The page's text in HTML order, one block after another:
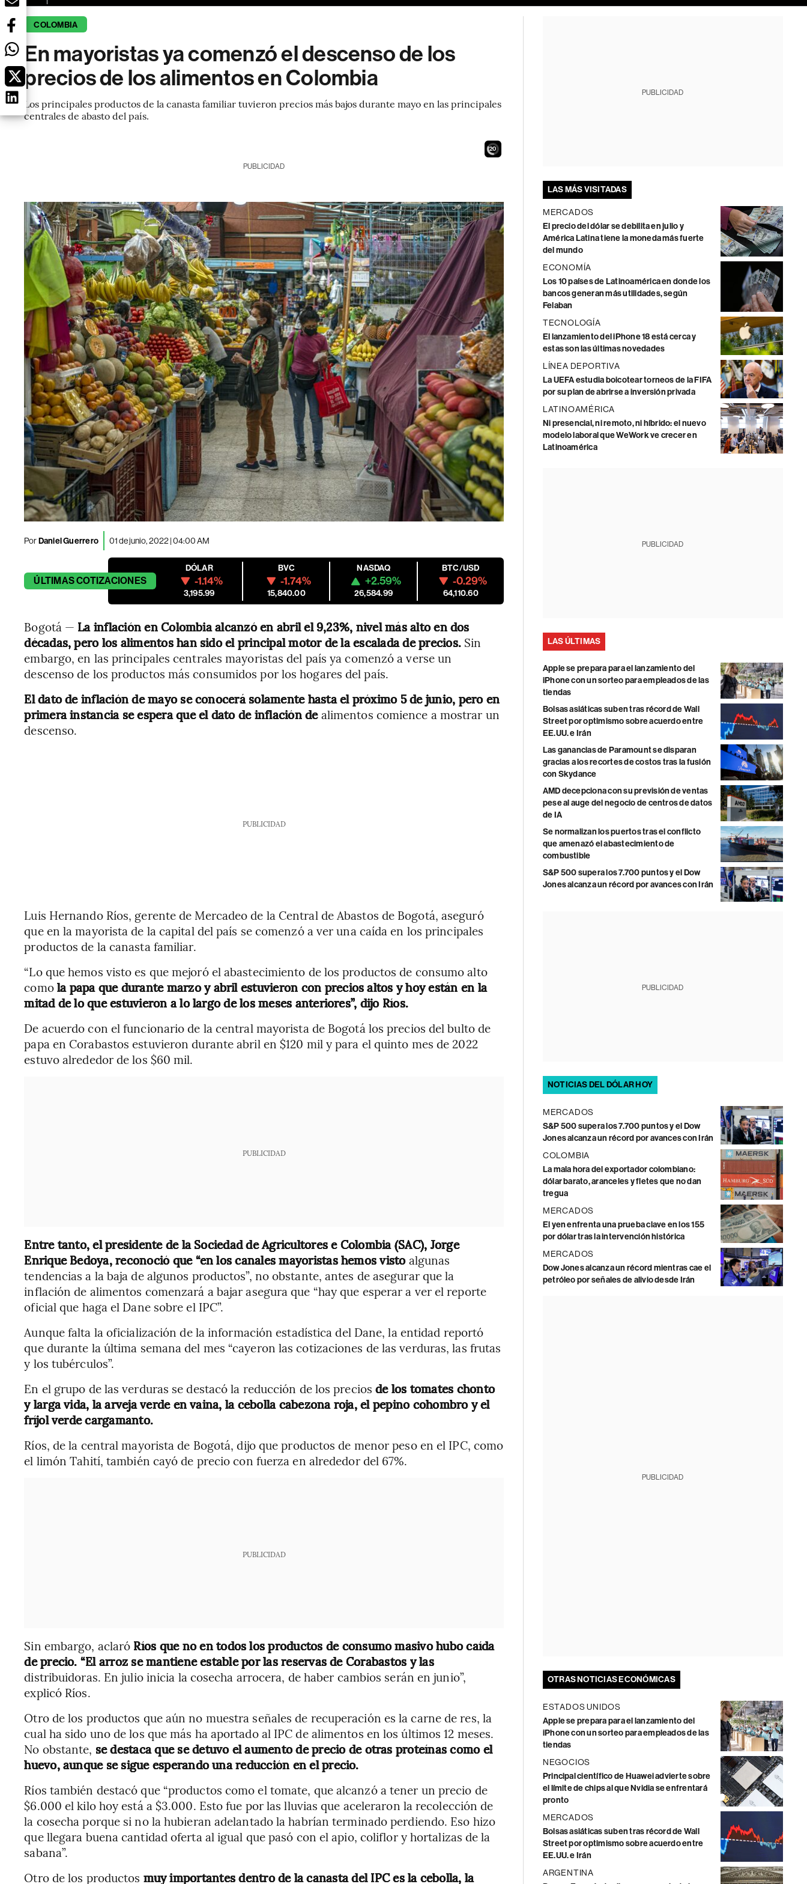
COLOMBIA
En mayoristas ya comenzó el descenso de los
precios de los alimentos en Colombia
Los principales productos de la canasta familiar tuvieron precios más bajos durante mayo en las principales
centrales de abasto del país.
18
PUBLICIDAD
PorDaniel Guerrero 01 de junio, 2022 | 04:00 AM
ÚLTIMASCOTIZACIONES
DÓLAR
-1.14%
3,195.99
BVC
-1.74%
15,840.00
NASDAQ
+2.59%
26,584.99
BTC/USD
-0.29%
64,110.60
Bogotá — La inflación en Colombia alcanzó en abril el 9,23%, nivel más alto en dos
décadas, pero los alimentos han sido el principal motor de la escalada de precios. Sin
embargo, en las principales centrales mayoristas del país ya comenzó a verse un
descenso de los productos más consumidos por los hogares del país.
El dato de inflación de mayo se conocerá solamente hasta el próximo 5 de junio, pero en
primera instancia se espera que el dato de inflación dealimentos comience a mostrar un
descenso.
PUBLICIDAD
Luis Hernando Ríos, gerente de Mercadeo de la Central de Abastos de Bogotá, aseguró
que en la mayorista de la capital del país se comenzó a ver una caída en los principales
productos de la canasta familiar.
“Lo que hemos visto es que mejoró el abastecimiento de los productos de consumo alto
comola papa que durante marzo y abril estuvieron con precios altos y hoy están en la
mitad de lo que estuvieron a lo largo de los meses anteriores”, dijo Ríos.
De acuerdo con el funcionario de la central mayorista de Bogotá los precios del bulto de
papa en Corabastos estuvieron durante abril en $120 mil y para el quinto mes de 2022
estuvo alrededor de los $60 mil.
PUBLICIDAD
Entre tanto, el presidente de la Sociedad de Agricultores e Colombia (SAC), Jorge
Enrique Bedoya, reconoció que “en los canales mayoristas hemos vistoalgunas
tendencias a la baja de algunos productos”, no obstante, antes de asegurar que la
inflación de alimentos comenzará a bajar asegura que “hay que esperar a ver el reporte
oficial que haga el Dane sobre el IPC”.
Aunque falta la oficialización de la información estadística del Dane, la entidad reportó
que durante la última semana del mes “cayeron las cotizaciones de las verduras, las frutas
y los tubérculos”.
En el grupo de las verduras se destacó la reducción de los preciosde los tomates chonto
y larga vida, la arveja verde en vaina, la cebolla cabezona roja, el pepino cohombro y el
fríjol verde cargamanto.
Ríos, de la central mayorista de Bogotá, dijo que productos de menor peso en el IPC, como
el limón Tahití, también cayó de precio con fuerza en alrededor del 67%.
PUBLICIDAD
Sin embargo, aclaró Ríos que no en todos los productos de consumo masivo hubo caída
de precio. “El arroz se mantiene estable por las reservas de Corabastos y las
distribuidoras. En julio inicia la cosecha arrocera, de haber cambios serán en junio”,
explicó Ríos.
Otro de los productos que aún no muestra señales de recuperación es la carne de res, la
cual ha sido uno de los que más ha aportado al IPC de alimentos en los últimos 12 meses.
No obstante, se destaca que se detuvo el aumento de precio de otras proteínas como el
huevo, aunque se sigue esperando una reducción en el precio.
Ríos también destacó que “productos como el tomate, que alcanzó a tener un precio de
$6.000 el kilo hoy está a $3.000. Esto fue por las lluvias que aceleraron la recolección de
la cosecha porque si no la hubieran adelantado la habrían terminado perdiendo. Eso hizo
que llegara buena cantidad oferta al igual que pasó con el apio, coliflor y hortalizas de la
sabana”.
Otro de los productos muy importantes dentro de la canasta del IPC es la cebolla, la
PUBLICIDAD
LAS MÁS VISITADAS
MERCADOS
El precio del dólar se debilita en julio y
América Latina tiene la moneda más fuerte
del mundo
ECONOMÍA
Los 10 países de Latinoamérica en donde los
bancos generan más utilidades, según
Felaban
TECNOLOGÍA
El lanzamiento del iPhone 18 está cerca y
estas son las últimas novedades
LÍNEA DEPORTIVA
La UEFA estudia boicotear torneos de la FIFA
por su plan de abrirse a inversión privada
LATINOAMÉRICA
Ni presencial, ni remoto, ni híbrido: el nuevo
modelo laboral que WeWork ve crecer en
Latinoamérica
PUBLICIDAD
LAS ÚLTIMAS
Apple se prepara para el lanzamiento del
iPhone con un sorteo para empleados de las
tiendas
Bolsas asiáticas suben tras récord de Wall
Street por optimismo sobre acuerdo entre
EE.UU. e Irán
Las ganancias de Paramount se disparan
gracias a los recortes de costos tras la fusión
con Skydance
AMD decepciona con su previsión de ventas
pese al auge del negocio de centros de datos
de IA
Se normalizan los puertos tras el conflicto
que amenazó el abastecimiento de
combustible
S&P 500 supera los 7.700 puntos y el Dow
Jones alcanza un récord por avances con Irán
PUBLICIDAD
NOTICIAS DEL DÓLAR HOY
MERCADOS
S&P 500 supera los 7.700 puntos y el Dow
Jones alcanza un récord por avances con Irán
COLOMBIA
La mala hora del exportador colombiano:
dólar barato, aranceles y fletes que no dan
tregua
MERCADOS
El yen enfrenta una prueba clave en los 155
por dólar tras la intervención histórica
MERCADOS
Dow Jones alcanza un récord mientras cae el
petróleo por señales de alivio desde Irán
PUBLICIDAD
OTRAS NOTICIAS ECONÓMICAS
ESTADOS UNIDOS
Apple se prepara para el lanzamiento del
iPhone con un sorteo para empleados de las
tiendas
NEGOCIOS
Principal científico de Huawei advierte sobre
el límite de chips al que Nvidia se enfrentará
pronto
MERCADOS
Bolsas asiáticas suben tras récord de Wall
Street por optimismo sobre acuerdo entre
EE.UU. e Irán
ARGENTINA